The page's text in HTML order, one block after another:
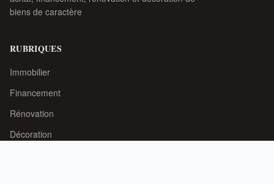
biens de caractère
RUBRIQUES
Immobilier
Financement
Rénovation
Décoration